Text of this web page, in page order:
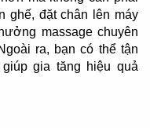
ghế, đặt chân lên máy
massage chuyên
ra, bạn có thể tận
gia tăng hiệu quả